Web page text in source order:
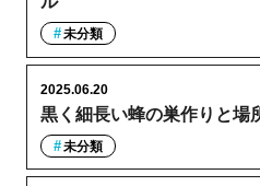
未分類
黒く細長い蜂の巣作りと場
2025.06.20
未分類